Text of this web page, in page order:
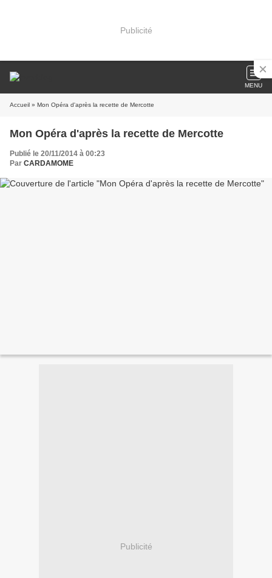
Publicité
MENU
Accueil » Mon Opéra d'après la recette de Mercotte
Mon Opéra d'après la recette de Mercotte
Publié le 20/11/2014 à 00:23
Par CARDAMOME
Publicité